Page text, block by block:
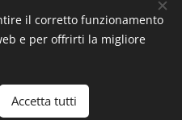
494768 - I.R.I. di Bologna
Cap.Soc. € 30.000,00 I.V.
Cookies
il corretto funzionamento
e per offrirti la migliore
Accetta tutti